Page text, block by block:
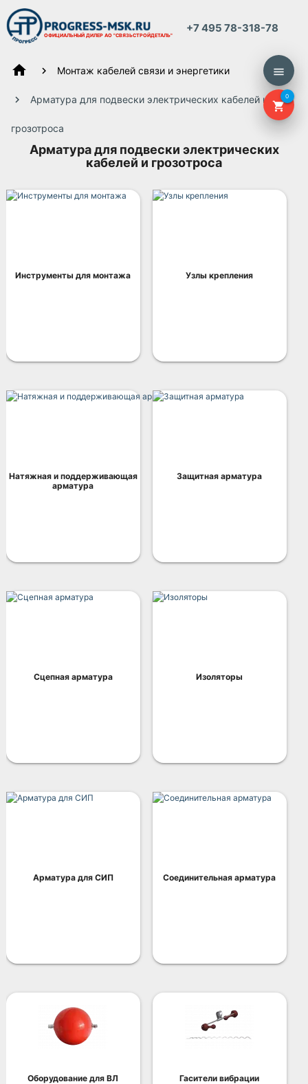
ОФИЦИАЛЬНЫЙ ДИЛЕР АО "СВЯЗЬСТРОЙДЕТАЛЬ"
+7 495 78-318-78
menu
shopping_cart
0
home Монтаж кабелей связи и энергетики
Арматура для подвески электрических кабелей и
грозотроса
Арматура для подвески электрических
кабелей и грозотроса
Инструменты для монтажа Узлы крепления
Натяжная и поддерживающая
арматура
Защитная арматура
Сцепная арматура Изоляторы
Арматура для СИП Соединительная арматура
Оборудование для ВЛ Гасители вибрации